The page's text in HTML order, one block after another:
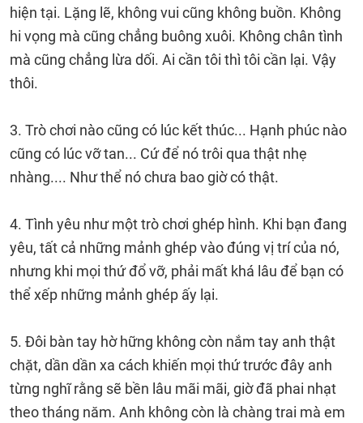
hiện tại. Lặng lẽ, không vui cũng không buồn. Không
hi vọng mà cũng chẳng buông xuôi. Không chân tình
mà cũng chẳng lừa dối. Ai cần tôi thì tôi cần lại. Vậy
thôi.
3. Trò chơi nào cũng có lúc kết thúc... Hạnh phúc nào
cũng có lúc vỡ tan... Cứ để nó trôi qua thật nhẹ
nhàng.... Như thể nó chưa bao giờ có thật.
4. Tình yêu như một trò chơi ghép hình. Khi bạn đang
yêu, tất cả những mảnh ghép vào đúng vị trí của nó,
nhưng khi mọi thứ đổ vỡ, phải mất khá lâu để bạn có
thể xếp những mảnh ghép ấy lại.
5. Đôi bàn tay hờ hững không còn nắm tay anh thật
chặt, dần dần xa cách khiến mọi thứ trước đây anh
từng nghĩ rằng sẽ bền lâu mãi mãi, giờ đã phai nhạt
theo tháng năm. Anh không còn là chàng trai mà em